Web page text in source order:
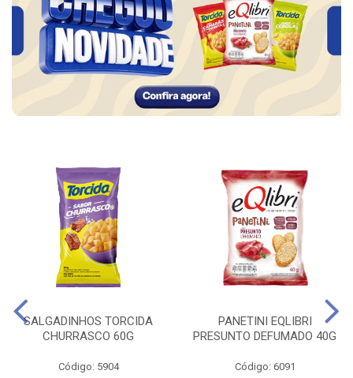
SALGADINHOS TORCIDA
CHURRASCO 60G
Código: 5904
PANETINI EQLIBRI
PRESUNTO DEFUMADO 40G
Código: 6091